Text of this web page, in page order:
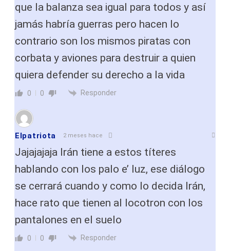
que la balanza sea igual para todos y así
jamás habría guerras pero hacen lo
contrario son los mismos piratas con
corbata y aviones para destruir a quien
quiera defender su derecho a la vida
0 0 Responder
Elpatriota 2 meses hace
Jajajajaja Irán tiene a estos títeres
hablando con los palo e’ luz, ese diálogo
se cerrará cuando y como lo decida Irán,
hace rato que tienen al locotron con los
pantalones en el suelo
0 0 Responder